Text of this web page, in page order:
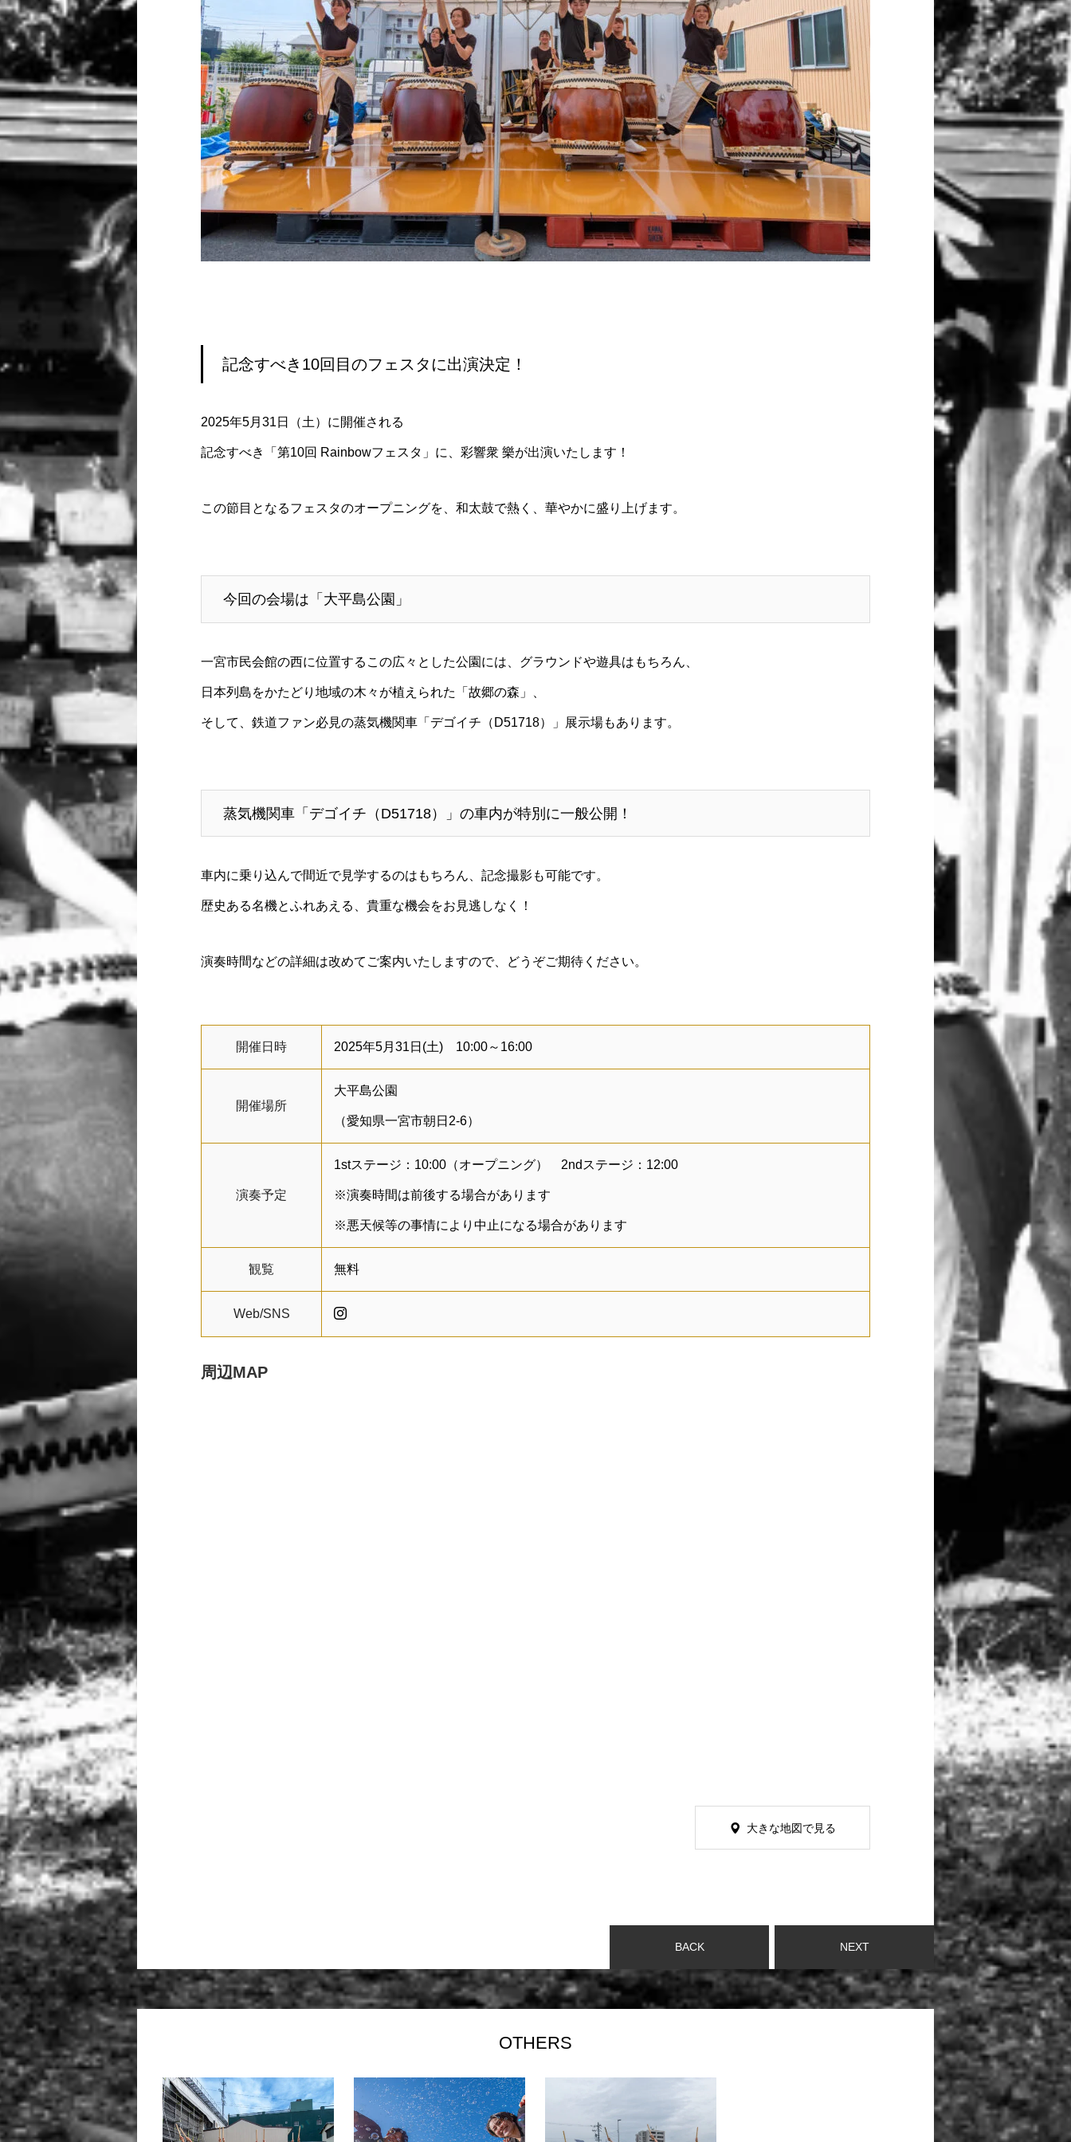
記念すべき10回目のフェスタに出演決定！
2025年5月31日（土）に開催される
記念すべき「第10回 Rainbowフェスタ」に、彩響衆 樂が出演いたします！
この節目となるフェスタのオープニングを、和太鼓で熱く、華やかに盛り上げます。
今回の会場は「大平島公園」
一宮市民会館の西に位置するこの広々とした公園には、グラウンドや遊具はもちろん、
日本列島をかたどり地域の木々が植えられた「故郷の森」、
そして、鉄道ファン必見の蒸気機関車「デゴイチ（D51718）」展示場もあります。
蒸気機関車「デゴイチ（D51718）」の車内が特別に一般公開！
車内に乗り込んで間近で見学するのはもちろん、記念撮影も可能です。
歴史ある名機とふれあえる、貴重な機会をお見逃しなく！
演奏時間などの詳細は改めてご案内いたしますので、どうぞご期待ください。
開催日時 2025年5月31日(土) 10:00～16:00
開催場所
大平島公園
（愛知県一宮市朝日2-6）
演奏予定
1stステージ：10:00（オープニング） 2ndステージ：12:00
※演奏時間は前後する場合があります
※悪天候等の事情により中止になる場合があります
観覧 無料
Web/SNS
周辺MAP
大きな地図で見る
BACK NEXT
OTHERS